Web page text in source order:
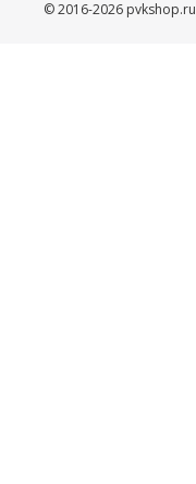
© 2016-2026 pvkshop.ru